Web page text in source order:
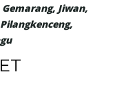
Jiwan,